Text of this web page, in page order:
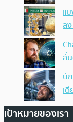
แ
ล
ลั่
นั
เ
เป้าหมายของเรา